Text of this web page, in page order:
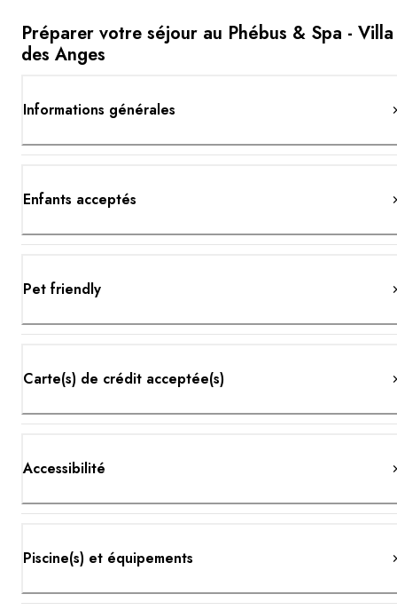
Préparer votre séjour au Phébus & Spa - Villa
des Anges
Informations générales
Enfants acceptés
Pet friendly
Carte(s) de crédit acceptée(s)
Accessibilité
Piscine(s) et équipements